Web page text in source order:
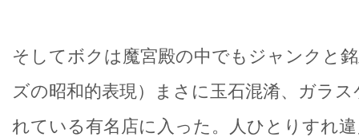
そしてボクは魔宮殿の中でもジャンクと
ズの昭和的表現）まさに玉石混淆、ガラ
れている有名店に入った。人ひとりすれ